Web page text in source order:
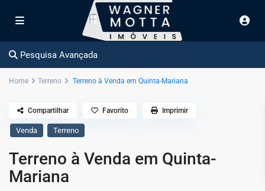
Pesquisa Avançada
Home Terreno Terreno à Venda em Quinta-Mariana
Venda Terreno
Terreno à Venda em Quinta-
Mariana
Compartilhar Favorito Imprimir